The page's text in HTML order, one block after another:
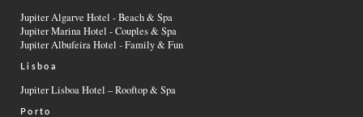
Jupiter Algarve Hotel - Beach & Spa
Jupiter Marina Hotel - Couples & Spa
Jupiter Albufeira Hotel - Family & Fun
Lisboa
Jupiter Lisboa Hotel – Rooftop & Spa
Porto